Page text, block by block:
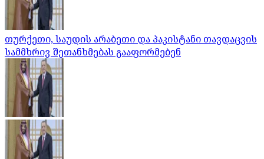
თურქეთი, საუდის არაბეთი და პაკისტანი თავდაცვის
სამმხრივ შეთანხმებას გააფორმებენ